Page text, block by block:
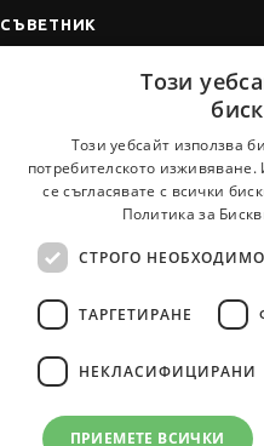
СЪВЕТНИК
Когато получим оферта
Vihra AI
За новодошли
Всички услуги на JobTiger
Този
Този уебсайт използва
потребителското
се съгласявате с всички
Политика за
СТРОГО НЕОБХОДИМО
ТАРГЕТИРАНЕ
НЕКЛАСИФИЦИРАНИ
ПРИЕМЕТЕ ВСИЧКИ